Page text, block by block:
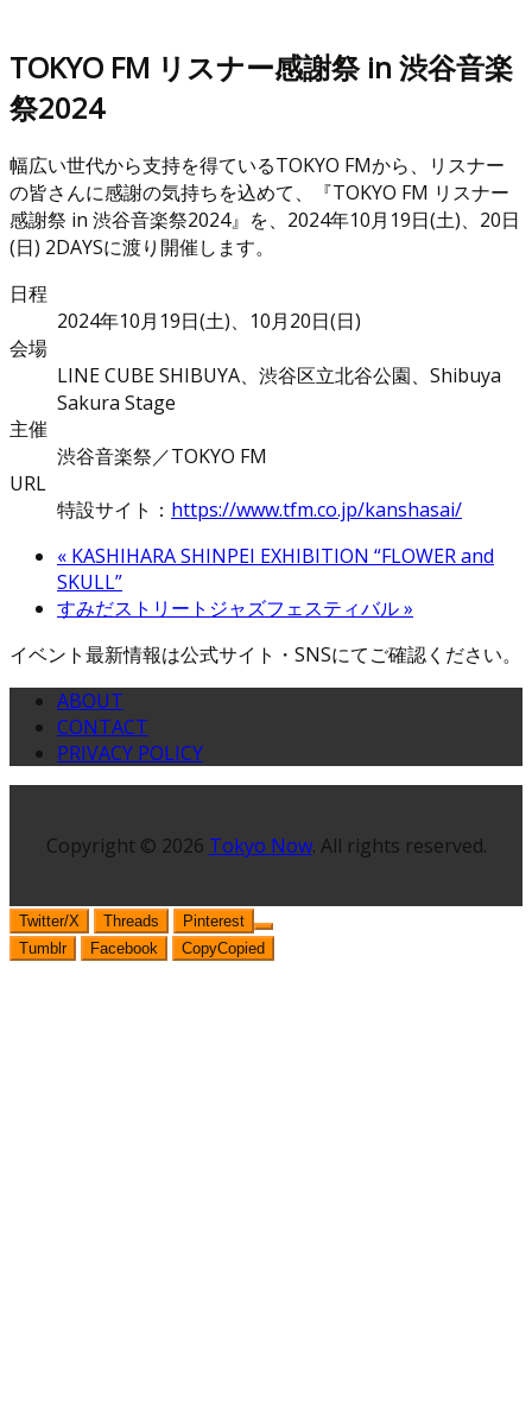
TOKYO FM リスナー感謝祭 in 渋谷音楽
祭2024
幅広い世代から支持を得ているTOKYO FMから、リスナー
の皆さんに感謝の気持ちを込めて、『TOKYO FM リスナー
感謝祭 in 渋谷音楽祭2024』を、2024年10月19日(土)、20日
(日) 2DAYSに渡り開催します。
日程
2024年10月19日(土)、10月20日(日)
会場
LINE CUBE SHIBUYA、渋谷区立北谷公園、Shibuya
Sakura Stage
主催
渋谷音楽祭／TOKYO FM
URL
特設サイト： https://www.tfm.co.jp/kanshasai/
« KASHIHARA SHINPEI EXHIBITION “FLOWER and
SKULL”
すみだストリートジャズフェスティバル»
イベント最新情報は公式サイト・SNSにてご確認ください。
ABOUT
CONTACT
PRIVACY POLICY
Copyright © 2026 Tokyo Now. All rights reserved.
Twitter/X Threads
Pinterest
Tumblr
Facebook CopyCopied